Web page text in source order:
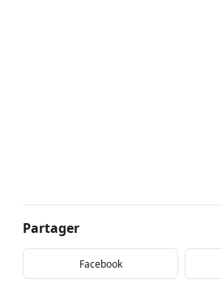
Partager
Facebook